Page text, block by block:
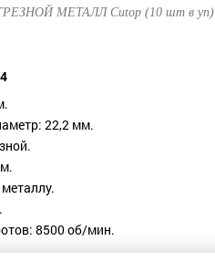
МЕТАЛЛ Cutop (10 шт в уп)
22,2 мм.
8500 об/мин.